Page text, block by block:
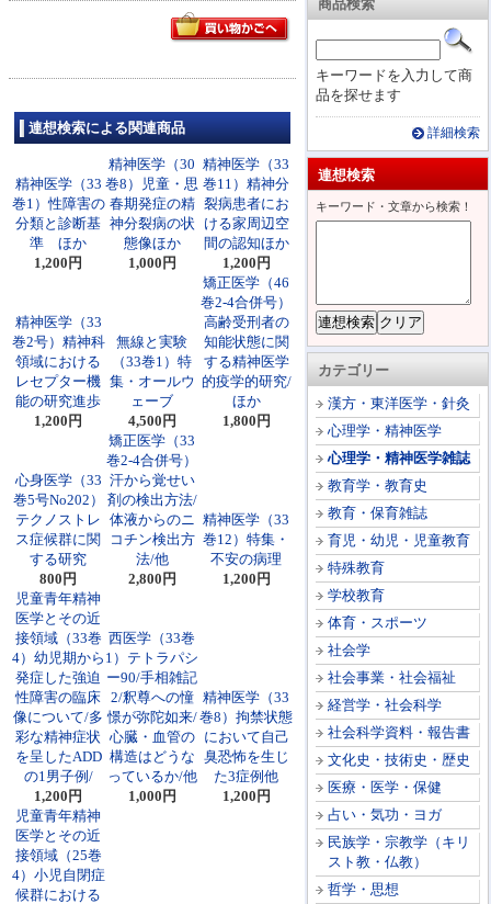
商品検索
キーワードを入力して商
品を探せます
詳細検索
連想検索
キーワード・文章から検索！
カテゴリー
漢方・東洋医学・針灸
心理学・精神医学
心理学・精神医学雑誌
教育学・教育史
教育・保育雑誌
育児・幼児・児童教育
特殊教育
学校教育
体育・スポーツ
社会学
社会事業・社会福祉
経営学・社会科学
社会科学資料・報告書
文化史・技術史・歴史
医療・医学・保健
占い・気功・ヨガ
民族学・宗教学（キリ
スト教・仏教）
哲学・思想
連想検索による関連商品
精神医学（33
巻1）性障害の
分類と診断基
準 ほか
1,200円
精神医学（30
巻8）児童・思
春期発症の精
神分裂病の状
態像ほか
1,000円
精神医学（33
巻11）精神分
裂病患者にお
ける家周辺空
間の認知ほか
1,200円
精神医学（33
巻2号）精神科
領域における
レセプター機
能の研究進歩
1,200円
無線と実験
（33巻1）特
集・オールウ
ェーブ
4,500円
矯正医学（46
巻2-4合併号）
高齢受刑者の
知能状態に関
する精神医学
的疫学的研究/
ほか
1,800円
心身医学（33
巻5号No202）
テクノストレ
ス症候群に関
する研究
800円
矯正医学（33
巻2-4合併号）
汗から覚せい
剤の検出方法/
体液からのニ
コチン検出方
法/他
2,800円
精神医学（33
巻12）特集・
不安の病理
1,200円
児童青年精神
医学とその近
接領域（33巻
4）幼児期から
発症した強迫
性障害の臨床
像について/多
彩な精神症状
を呈したADD
の1男子例/
1,200円
西医学（33巻
1）テトラパシ
ー90/手相雑記
2/釈尊への憧
憬が弥陀如来/
心臓・血管の
構造はどうな
っているか/他
1,000円
精神医学（33
巻8）拘禁状態
において自己
臭恐怖を生じ
た3症例他
1,200円
児童青年精神
医学とその近
接領域（25巻
4）小児自閉症
候群における